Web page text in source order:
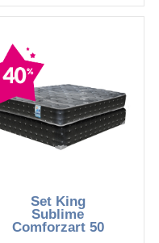
Set King
Sublime
Comforzart 50